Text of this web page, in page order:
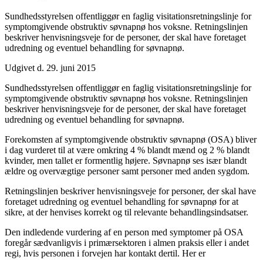
Sundhedsstyrelsen offentliggør en faglig visitationsretningslinje for
symptomgivende obstruktiv søvnapnø hos voksne. Retningslinjen
beskriver henvisningsveje for de personer, der skal have foretaget
udredning og eventuel behandling for søvnapnø.
Udgivet d. 29. juni 2015
Sundhedsstyrelsen offentliggør en faglig visitationsretningslinje for
symptomgivende obstruktiv søvnapnø hos voksne. Retningslinjen
beskriver henvisningsveje for de personer, der skal have foretaget
udredning og eventuel behandling for søvnapnø.
Forekomsten af symptomgivende obstruktiv søvnapnø (OSA) bliver
i dag vurderet til at være omkring 4 % blandt mænd og 2 % blandt
kvinder, men tallet er formentlig højere. Søvnapnø ses især blandt
ældre og overvægtige personer samt personer med anden sygdom.
Retningslinjen beskriver henvisningsveje for personer, der skal have
foretaget udredning og eventuel behandling for søvnapnø for at
sikre, at der henvises korrekt og til relevante behandlingsindsatser.
Den indledende vurdering af en person med symptomer på OSA
foregår sædvanligvis i primærsektoren i almen praksis eller i andet
regi, hvis personen i forvejen har kontakt dertil. Her er